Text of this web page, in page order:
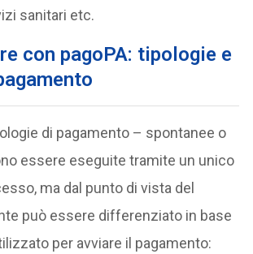
sanitari etc.
con pagoPA: tipologie e
di pagamento – spontanee o
essere eseguite tramite un unico
ma dal punto di vista del
può essere differenziato in base
per avviare il pagamento: